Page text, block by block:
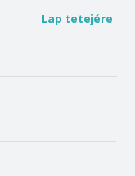
Lap tetejére